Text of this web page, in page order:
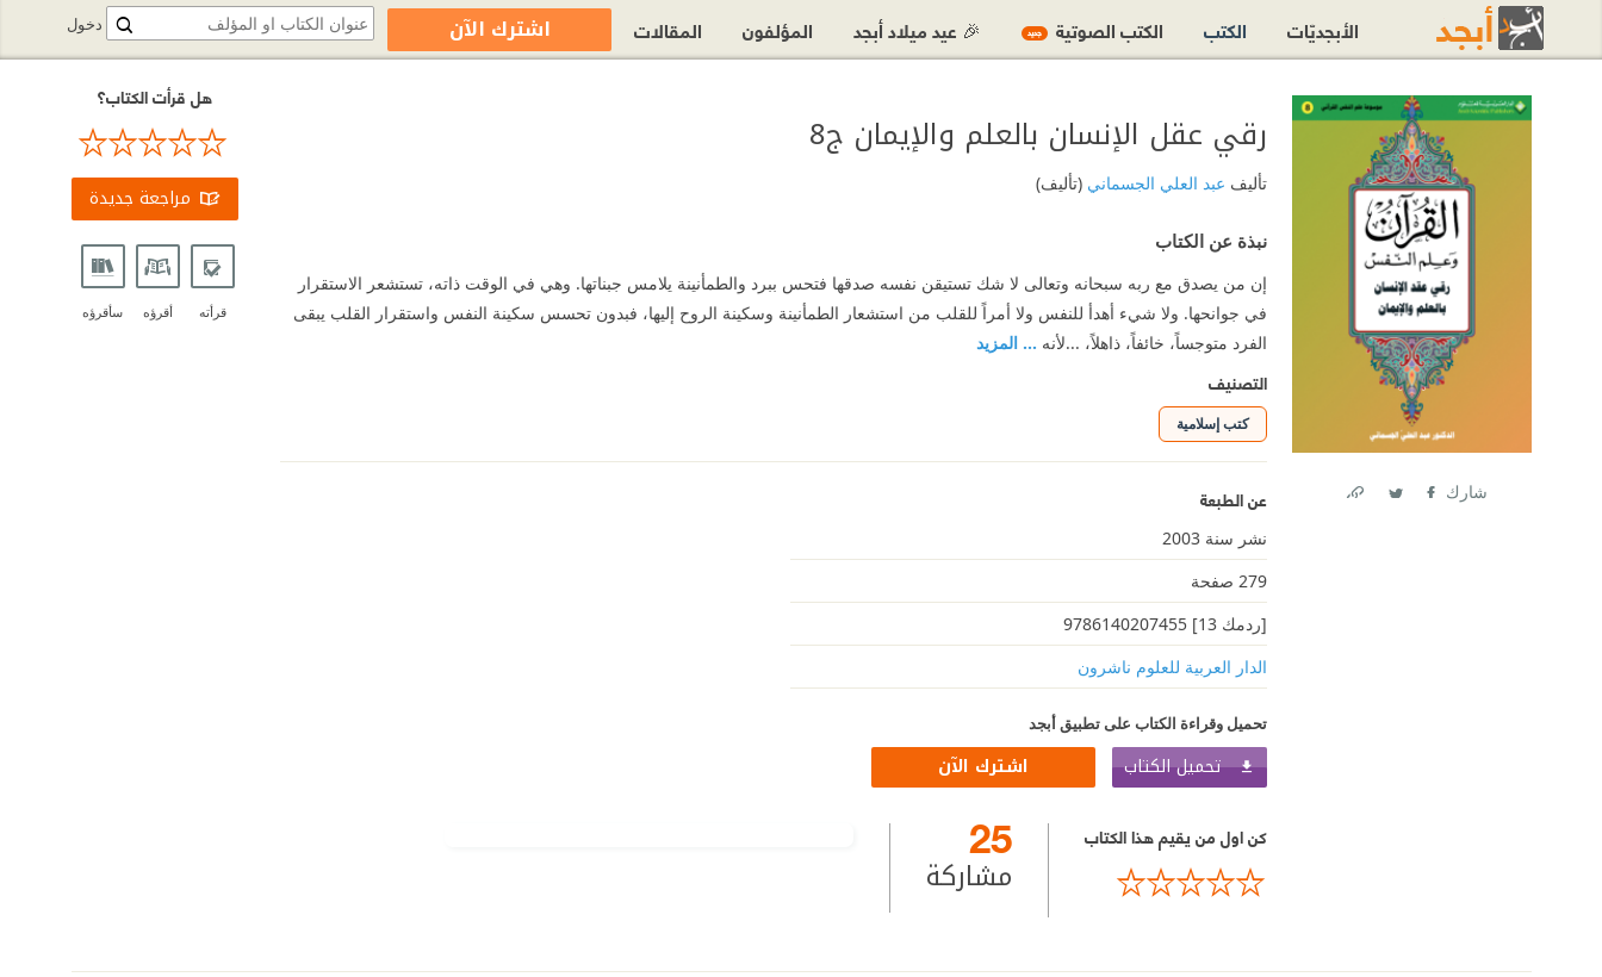
شارك
رقي عقل الإنسان بالعلم والإيمان ج8
تأليف عبد العلي الجسماني(تأليف)
نبذة عن الكتاب
إن من يصدق مع ربه سبحانه وتعالى لا شك تستيقن نفسه صدقها فتحس ببرد والطمأنينة يلامس جبناتها. وهي في الوقت ذاته، تستشعر الاستقرار
في جوانحها. ولا شيء أهدأ للنفس ولا أمراً للقلب من استشعار الطمأنينة وسكينة الروح إليها، فبدون تحسس سكينة النفس واستقرار القلب يبقى
الفرد متوجساً، خائفاً، ذاهلاً، ...لأنه ... المزيد
التصنيف
كتب إسلامية
عن الطبعة
نشر سنة 2003
279 صفحة
[ردمك 13] 9786140207455
الدار العربية للعلوم ناشرون
تحميل وقراءة الكتاب على تطبيق أبجد
تحميل الكتاب اشترك الآن
كن اول من يقيم هذا الكتاب 25
مشاركة
هل قرأت الكتاب؟
مراجعة جديدة
قرأته أقرؤه سأقرؤه
دخول الأبجديّات الكتب الكتب الصوتية جديد 🎉 عيد ميلاد أبجد المؤلفون المقالات اشترك الآن